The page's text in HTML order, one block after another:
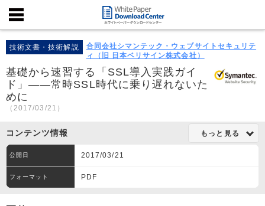
技術文書・技術解説
合同会社シマンテック・ウェブサイトセキュリテ
ィ（旧 日本ベリサイン株式会社）
基礎から速習する「SSL導入実践ガイ
ド」――常時SSL時代に乗り遅れないた
めに
（2017/03/21）
コンテンツ情報 もっと見る
公開日 2017/03/21
フォーマット PDF